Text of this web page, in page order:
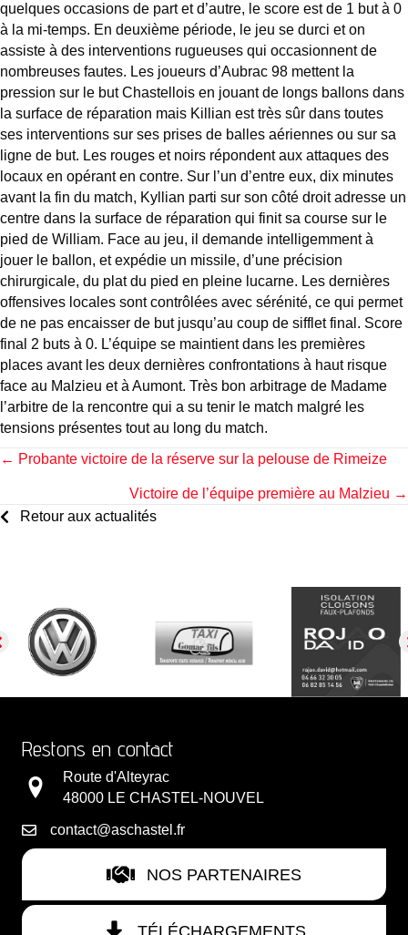
quelques occasions de part et d’autre, le score est de 1 but à 0
à la mi-temps. En deuxième période, le jeu se durci et on
assiste à des interventions rugueuses qui occasionnent de
nombreuses fautes. Les joueurs d’Aubrac 98 mettent la
pression sur le but Chastellois en jouant de longs ballons dans
la surface de réparation mais Killian est très sûr dans toutes
ses interventions sur ses prises de balles aériennes ou sur sa
ligne de but. Les rouges et noirs répondent aux attaques des
locaux en opérant en contre. Sur l’un d’entre eux, dix minutes
avant la fin du match, Kyllian parti sur son côté droit adresse un
centre dans la surface de réparation qui finit sa course sur le
pied de William. Face au jeu, il demande intelligemment à
jouer le ballon, et expédie un missile, d’une précision
chirurgicale, du plat du pied en pleine lucarne. Les dernières
offensives locales sont contrôlées avec sérénité, ce qui permet
de ne pas encaisser de but jusqu’au coup de sifflet final. Score
final 2 buts à 0. L’équipe se maintient dans les premières
places avant les deux dernières confrontations à haut risque
face au Malzieu et à Aumont. Très bon arbitrage de Madame
l’arbitre de la rencontre qui a su tenir le match malgré les
tensions présentes tout au long du match.
Posts
navigation
← Probante victoire de la réserve sur la pelouse de Rimeize
Victoire de l’équipe première au Malzieu →
Retour aux actualités
Restons en contact
Route d'Alteyrac
48000 LE CHASTEL-NOUVEL
contact@aschastel.fr
NOS PARTENAIRES